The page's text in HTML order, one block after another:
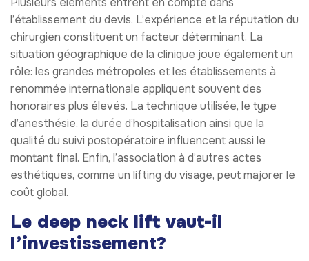
l’établissement du devis. L’expérience et la réputation du
chirurgien constituent un facteur déterminant. La
situation géographique de la clinique joue également un
rôle: les grandes métropoles et les établissements à
renommée internationale appliquent souvent des
honoraires plus élevés. La technique utilisée, le type
d’anesthésie, la durée d’hospitalisation ainsi que la
qualité du suivi postopératoire influencent aussi le
montant final. Enfin, l’association à d’autres actes
esthétiques, comme un lifting du visage, peut majorer le
coût global.
Le deep neck lift vaut-il
l’investissement?